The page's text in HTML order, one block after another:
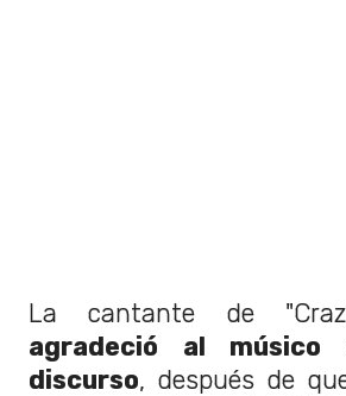
La cantante de
agradeció al músico
discurso, después de